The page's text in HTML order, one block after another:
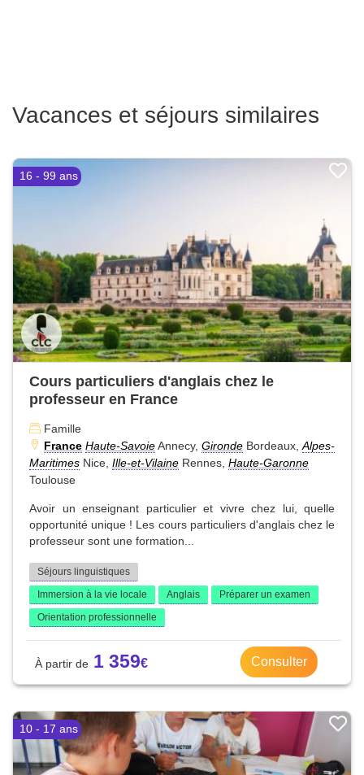
Vacances et séjours similaires
16 - 99 ans
Cours particuliers d'anglais chez le
professeur en France
Famille
France Haute-SavoieAnnecy, Gironde Bordeaux, Alpes-
Maritimes Nice, Ille-et-Vilaine Rennes, Haute-Garonne
Toulouse
Avoir un enseignant particulier et vivre chez lui, quelle
opportunité unique ! Les cours particuliers d'anglais chez le
professeur sont une formation...
Séjours linguistiques
Immersion à la vie locale
Anglais
Préparer un examen
Orientation professionnelle
1 359 Consulter
10 - 17 ans